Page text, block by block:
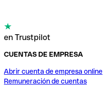
en Trustpilot
CUENTAS DE EMPRESA
Abrir cuenta de empresa online
Remuneración de cuentas